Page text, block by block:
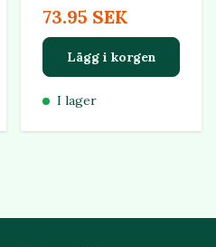
73.95 SEK
Lägg i korgen
I lager